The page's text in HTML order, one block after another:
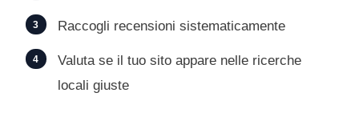
Raccogli recensioni sistematicamente
Valuta se il tuo sito appare nelle ricerche
locali giuste